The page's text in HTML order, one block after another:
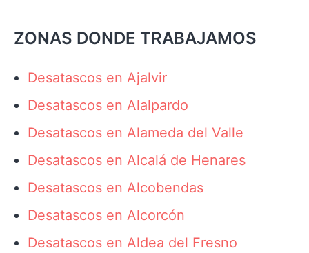
ZONAS DONDE TRABAJAMOS
Desatascos en Ajalvir
Desatascos en Alalpardo
Desatascos en Alameda del Valle
Desatascos en Alcalá de Henares
Desatascos en Alcobendas
Desatascos en Alcorcón
Desatascos en Aldea del Fresno